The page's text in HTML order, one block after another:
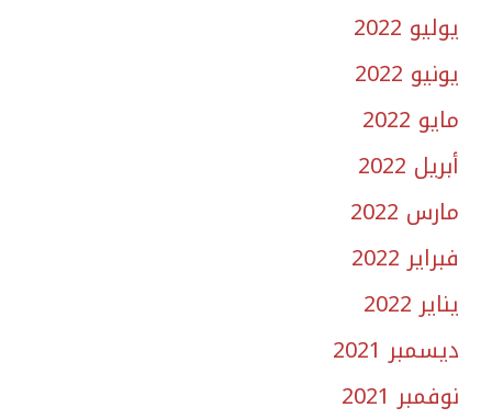
يوليو 2022
يونيو 2022
مايو 2022
أبريل 2022
مارس 2022
فبراير 2022
يناير 2022
ديسمبر 2021
نوفمبر 2021